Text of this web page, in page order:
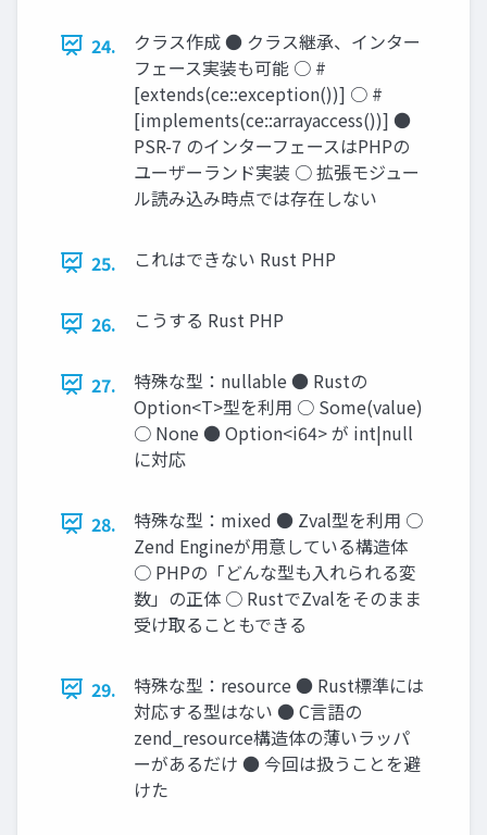
24.
クラス作成 ● クラス継承、インター
フェース実装も可能 ○ #
[extends(ce::exception())] ○ #
[implements(ce::arrayaccess())] ●
PSR-7 のインターフェースはPHPの
ユーザーランド実装 ○ 拡張モジュー
ル読み込み時点では存在しない
25. これはできない Rust PHP
26. こうする Rust PHP
27.
特殊な型：nullable ● Rustの
Option<T>型を利用 ○ Some(value)
○ None ● Option<i64> が int|null
に対応
28.
特殊な型：mixed ● Zval型を利用 ○
Zend Engineが用意している構造体
○ PHPの「どんな型も入れられる変
数」の正体 ○ RustでZvalをそのまま
受け取ることもできる
29.
特殊な型：resource ● Rust標準には
対応する型はない ● C言語の
zend_resource構造体の薄いラッパ
ーがあるだけ ● 今回は扱うことを避
けた